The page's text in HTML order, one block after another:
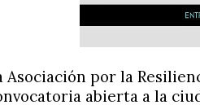
Asociación por la
abierta a la